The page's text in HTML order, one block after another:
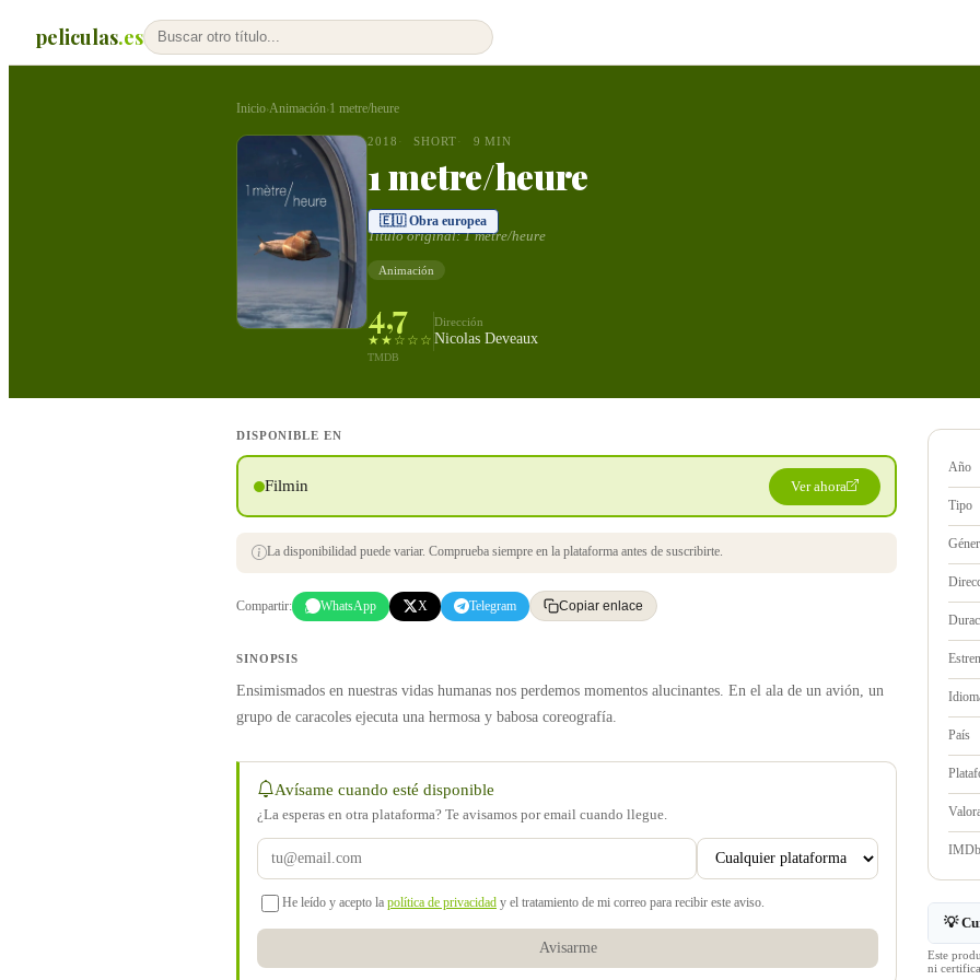
peliculas.es
Inicio›Animación›1 metre/heure
2018 SHORT 9 MIN
1 metre/heure
🇪🇺 Obra europea
Título original:1 mètre/heure
Animación
4,7
★★☆☆☆
TMDB
Dirección
Nicolas Deveaux
DISPONIBLE EN
Filmin Ver ahora
La disponibilidad puede variar. Comprueba siempre en la plataforma antes de suscribirte.
Compartir: WhatsApp X Telegram Copiar enlace
SINOPSIS
Ensimismados en nuestras vidas humanas nos perdemos momentos alucinantes. En el ala de un avión, un
grupo de caracoles ejecuta una hermosa y babosa coreografía.
Avísame cuando esté disponible
¿La esperas en otra plataforma? Te avisamos por email cuando llegue.
He leído y acepto la política de privacidad y el tratamiento de mi correo para recibir este aviso.
Avisarme
Año
Tipo
País
IMDb
💡
Este
ni